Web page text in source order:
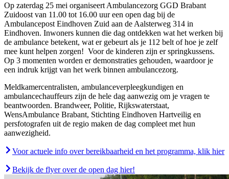
Op zaterdag 25 mei organiseert Ambulancezorg GGD Brabant
Zuidoost van 11.00 tot 16.00 uur een open dag bij de
Ambulancepost Eindhoven Zuid aan de Aalsterweg 314 in
Eindhoven. Inwoners kunnen die dag ontdekken wat het werken bij
de ambulance betekent, wat er gebeurt als je 112 belt of hoe je zelf
mee kunt helpen zorgen! Voor de kinderen zijn er springkussens.
Op 3 momenten worden er demonstraties gehouden, waardoor je
een indruk krijgt van het werk binnen ambulancezorg.
Meldkamercentralisten, ambulanceverpleegkundigen en
ambulancechauffeurs zijn de hele dag aanwezig om je vragen te
beantwoorden. Brandweer, Politie, Rijkswaterstaat,
WensAmbulance Brabant, Stichting Eindhoven Hartveilig en
persfotografen uit de regio maken de dag compleet met hun
aanwezigheid.
Voor actuele info over bereikbaarheid en het programma, klik hier
Bekijk de flyer over de open dag hier!